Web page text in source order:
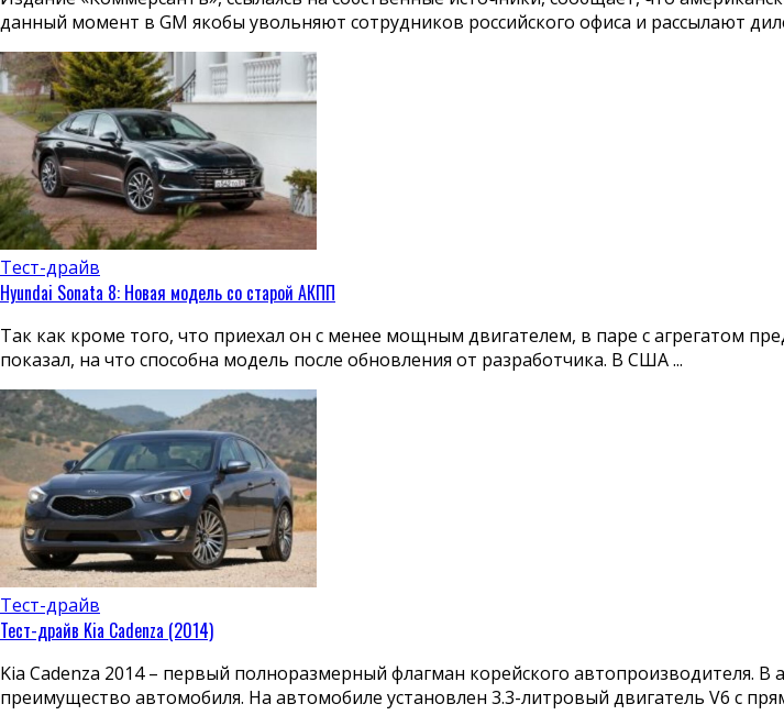
данный момент в GM якобы увольняют сотрудников российского офиса и рассылают
Тест-драйв
Hyundai Sonata 8: Новая модель со старой АКПП
Так как кроме того, что приехал он с менее мощным двигателем, в паре с агрегатом
показал, на что способна модель после обновления от разработчика. В США ...
Тест-драйв
Тест-драйв Kia Cadenza (2014)
Kia Cadenza 2014 – первый полноразмерный флагман корейского автопроизводителя.
преимущество автомобиля. На автомобиле установлен 3.3-литровый двигатель V6 с